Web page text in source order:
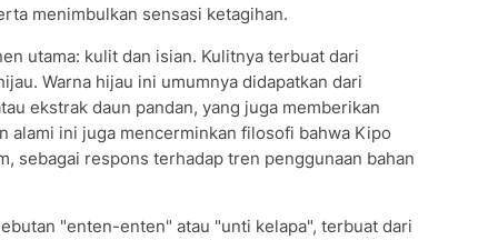
menimbulkan sensasi ketagihan.
utama: kulit dan isian. Kulitnya terbuat dari
Warna hijau ini umumnya didapatkan dari
ekstrak daun pandan, yang juga memberikan
alami ini juga mencerminkan filosofi bahwa Kipo
sebagai respons terhadap tren penggunaan bahan
"enten-enten" atau "unti kelapa", terbuat dari